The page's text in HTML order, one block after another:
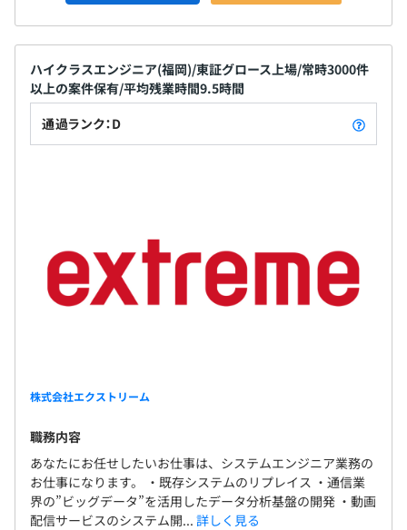
ハイクラスエンジニア(福岡)/東証グロース上場/常時3000件
以上の案件保有/平均残業時間9.5時間
通過ランク：D
株式会社エクストリーム
職務内容
あなたにお任せしたいお仕事は、システムエンジニア業務の
お仕事になります。 ・既存システムのリプレイス ・通信業
界の”ビッグデータ”を活用したデータ分析基盤の開発 ・動画
配信サービスのシステム開... 詳しく見る